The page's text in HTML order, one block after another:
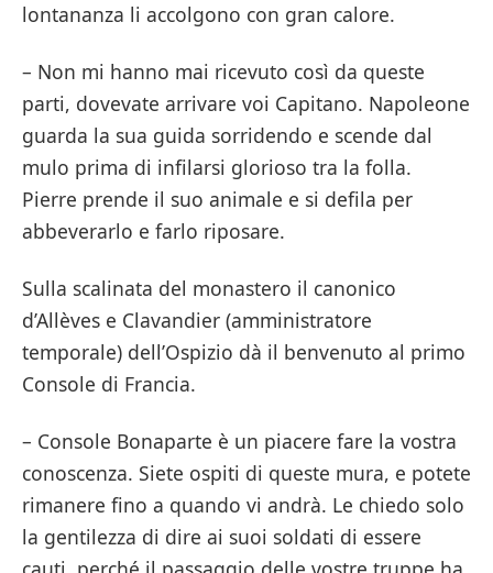
lontananza li accolgono con gran calore.
– Non mi hanno mai ricevuto così da queste
parti, dovevate arrivare voi Capitano. Napoleone
guarda la sua guida sorridendo e scende dal
mulo prima di infilarsi glorioso tra la folla.
Pierre prende il suo animale e si defila per
abbeverarlo e farlo riposare.
Sulla scalinata del monastero il canonico
d’Allèves e Clavandier (amministratore
temporale) dell’Ospizio dà il benvenuto al primo
Console di Francia.
– Console Bonaparte è un piacere fare la vostra
conoscenza. Siete ospiti di queste mura, e potete
rimanere fino a quando vi andrà. Le chiedo solo
la gentilezza di dire ai suoi soldati di essere